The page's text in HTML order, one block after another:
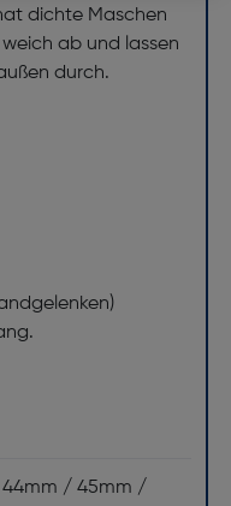
dichte Maschen
ab und lassen
durch.
/ 45mm /